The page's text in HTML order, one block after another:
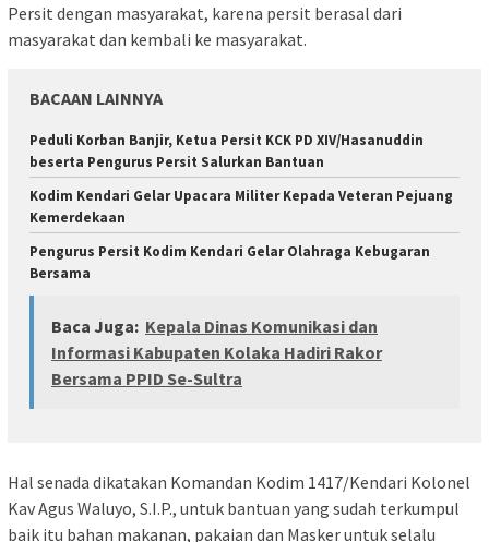
Persit dengan masyarakat, karena persit berasal dari
masyarakat dan kembali ke masyarakat.
BACAAN LAINNYA
Peduli Korban Banjir, Ketua Persit KCK PD XIV/Hasanuddin
beserta Pengurus Persit Salurkan Bantuan
Kodim Kendari Gelar Upacara Militer Kepada Veteran Pejuang
Kemerdekaan
Pengurus Persit Kodim Kendari Gelar Olahraga Kebugaran
Bersama
Baca Juga: Kepala Dinas Komunikasi dan
Informasi Kabupaten Kolaka Hadiri Rakor
Bersama PPID Se-Sultra
Hal senada dikatakan Komandan Kodim 1417/Kendari Kolonel
Kav Agus Waluyo, S.I.P., untuk bantuan yang sudah terkumpul
baik itu bahan makanan, pakaian dan Masker untuk selalu